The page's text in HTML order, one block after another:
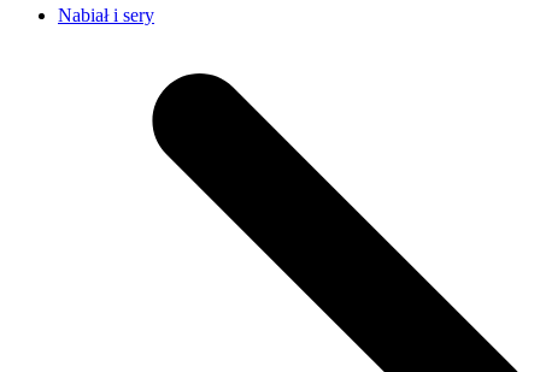
Nabiał i sery